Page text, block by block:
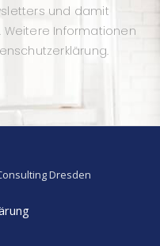
und damit
Informationen
Dresden